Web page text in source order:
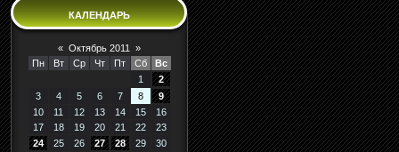
КАЛЕНДАРЬ
« Октябрь 2011
»
Пн
Вт Ср Чт Пт Сб
Вс
1
2
3
4 5 6 7 8
9
10
11 12 13 14 15
16
17
18 19 20 21 22
23
24
25 26 27 28 29
30